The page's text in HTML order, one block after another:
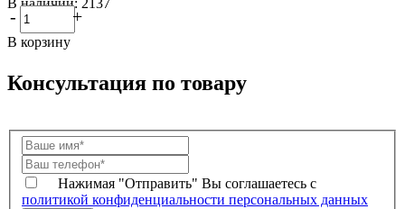
- +
В корзину
Консультация по товару
Нажимая "Отправить" Вы соглашаетесь с
политикой конфиденциальности персональных данных